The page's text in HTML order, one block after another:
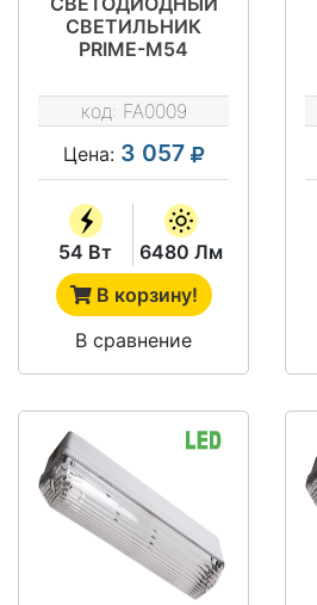
СВЕТИЛЬНИК
PRIME-M54
код: FA0009
Цена: 3 057
54 Вт
6480 Лм
В корзину!
В сравнение